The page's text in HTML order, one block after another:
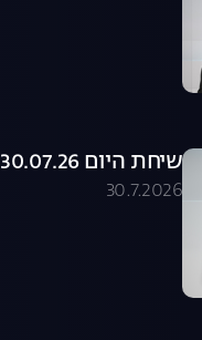
שיחת היום 30.07.26 - התכנית המלאה
30.7.2026